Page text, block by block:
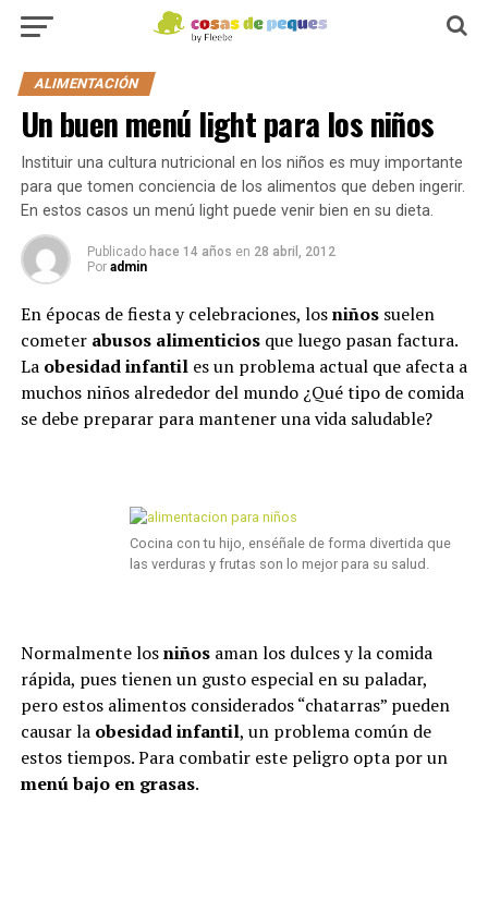
ALIMENTACIÓN
Un buen menú light para los niños
Instituir una cultura nutricional en los niños es muy importante
para que tomen conciencia de los alimentos que deben ingerir.
En estos casos un menú light puede venir bien en su dieta.
Publicado hace 14 años en 28 abril, 2012
Por admin
En épocas de fiesta y celebraciones, losniñossuelen
cometer abusos alimenticiosque luego pasan factura.
La obesidad infantil es un problema actual que afecta a
muchos niños alrededor del mundo ¿Qué tipo de comida
se debe preparar para mantener una vida saludable?
Cocina con tu hijo, enséñale de forma divertida que
las verduras y frutas son lo mejor para su salud.
Normalmente losniñosaman los dulces y la comida
rápida, pues tienen un gusto especial en su paladar,
pero estos alimentos considerados “chatarras” pueden
causar la obesidad infantil, un problema común de
estos tiempos. Para combatir este peligro opta por un
menú bajo en grasas.